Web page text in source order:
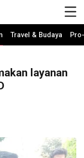
Travel & Budaya
layanan